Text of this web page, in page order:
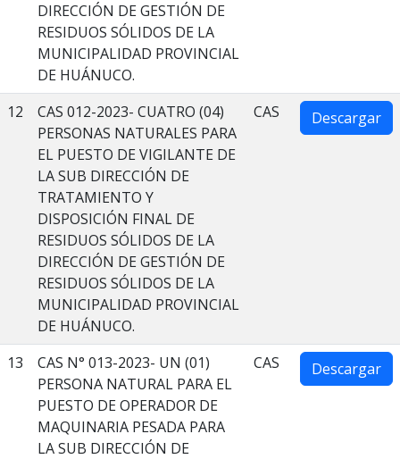
DIRECCIÓN DE GESTIÓN DE
RESIDUOS SÓLIDOS DE LA
MUNICIPALIDAD PROVINCIAL
DE HUÁNUCO.
12
CAS 012-2023- CUATRO (04)
PERSONAS NATURALES PARA
EL PUESTO DE VIGILANTE DE
LA SUB DIRECCIÓN DE
TRATAMIENTO Y
DISPOSICIÓN FINAL DE
RESIDUOS SÓLIDOS DE LA
DIRECCIÓN DE GESTIÓN DE
RESIDUOS SÓLIDOS DE LA
MUNICIPALIDAD PROVINCIAL
DE HUÁNUCO.
CAS Descargar
13
CAS N° 013-2023- UN (01)
PERSONA NATURAL PARA EL
PUESTO DE OPERADOR DE
MAQUINARIA PESADA PARA
LA SUB DIRECCIÓN DE
CAS Descargar